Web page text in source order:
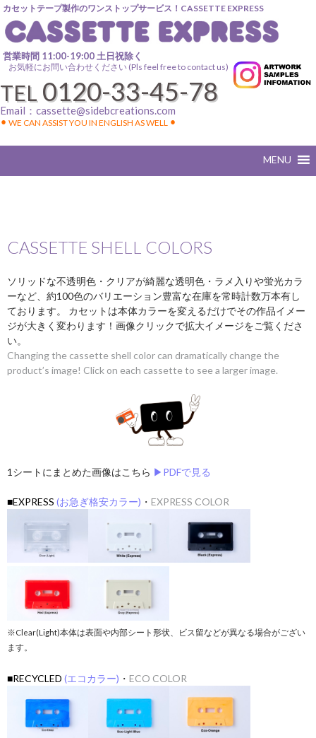
カセットテープ製作のワンストップサービス！CASSETTE EXPRESS
営業時間 11:00-19:00 土日祝除く
お気軽にお問い合わせください (Pls feel free to contact us)
TEL 0120-33-45-78
Email： cassette@sidebcreations.com
⚫︎ WE CAN ASSIST YOU IN ENGLISH AS WELL ⚫︎
CASSETTE SHELL COLORS
ソリッドな不透明色・クリアが綺麗な透明色・ラメ入りや蛍光カラ
ーなど、約100色のバリエーション豊富な在庫を常時計数万本有し
ております。 カセットは本体カラーを変えるだけでその作品イメー
ジが大きく変わります！画像クリックで拡大イメージをご覧くださ
い。
Changing the cassette shell color can dramatically change the
product’s image! Click on each cassette to see a larger image.
1シートにまとめた画像はこちら ▶︎PDFで見る
■EXPRESS (お急ぎ格安カラー) ・ EXPRESS COLOR
※Clear(Light)本体は表面や内部シート形状、ビス留などが異なる場合がござい
ます。
■RECYCLED (エコカラー) ・ ECO COLOR